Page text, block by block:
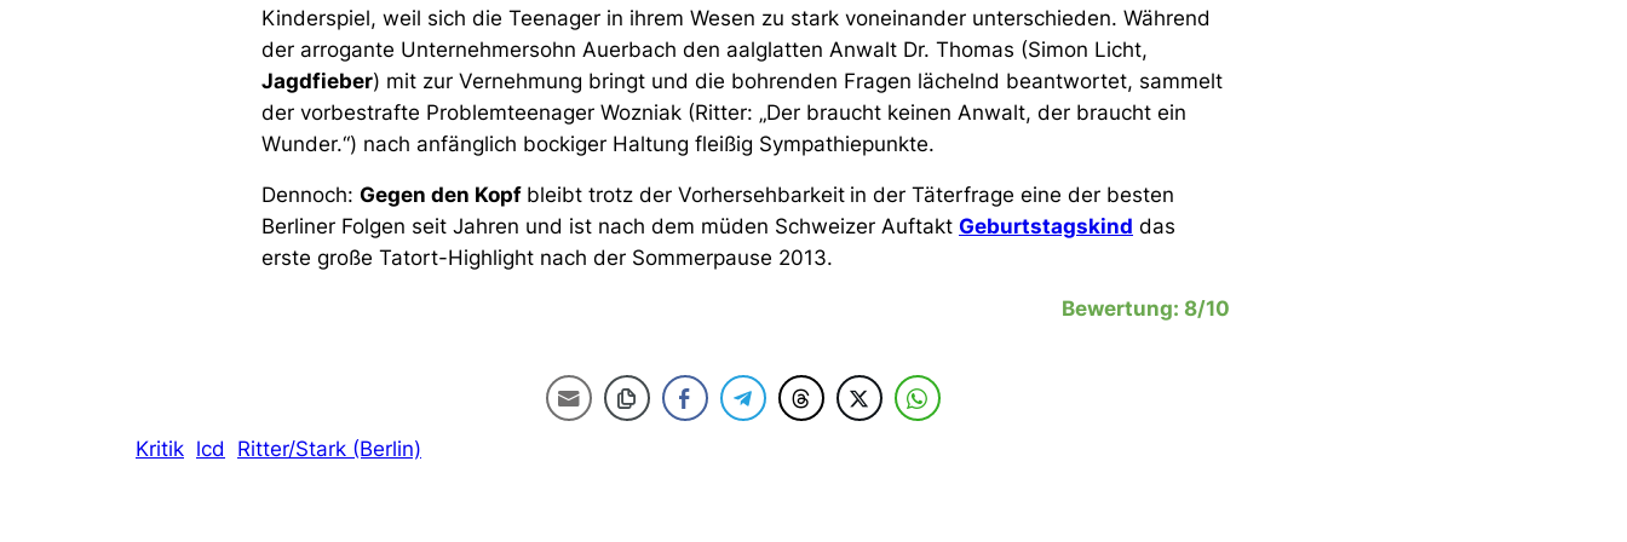
Kinderspiel, weil sich die Teenager in ihrem Wesen zu stark voneinander unterschieden. Während
der arrogante Unternehmersohn Auerbach den aalglatten Anwalt Dr. Thomas (Simon Licht,
Jagdfieber) mit zur Vernehmung bringt und die bohrenden Fragen lächelnd beantwortet, sammelt
der vorbestrafte Problemteenager Wozniak (Ritter: „Der braucht keinen Anwalt, der braucht ein
Wunder.“) nach anfänglich bockiger Haltung fleißig Sympathiepunkte.
Dennoch: Gegen den Kopf bleibt trotz der Vorhersehbarkeit in der Täterfrage eine der besten
Berliner Folgen seit Jahren und ist nach dem müden Schweizer Auftakt Geburtstagskind das
erste große Tatort-Highlight nach der Sommerpause 2013.
Bewertung: 8/10
Kritik lcd Ritter/Stark (Berlin)